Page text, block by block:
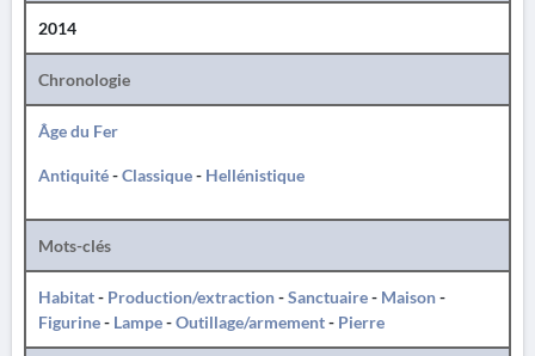
2014
Chronologie
Âge du Fer
Antiquité-Classique- Hellénistique
Mots-clés
Habitat- Production/extraction-Sanctuaire- Maison-
Figurine- Lampe-Outillage/armement- Pierre